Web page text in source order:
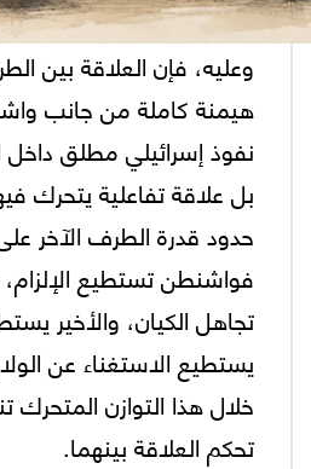
وعليه، فإن العلاقة بين
هيمنة كاملة من جانب
نفوذ إسرائيلي مطلق داخل
بل علاقة تفاعلية
حدود قدرة الطرف الآخر
فواشنطن تستطيع
تجاهل الكيان، والأخير
يستطيع الاستغناء عن
خلال هذا التوازن المتحرك
تحكم العلاقة بينهما.